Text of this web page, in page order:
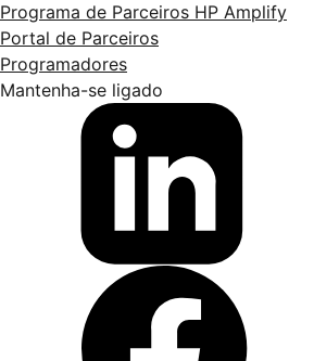
Programa de Parceiros HP Amplify
Portal de Parceiros
Programadores
Mantenha-se ligado